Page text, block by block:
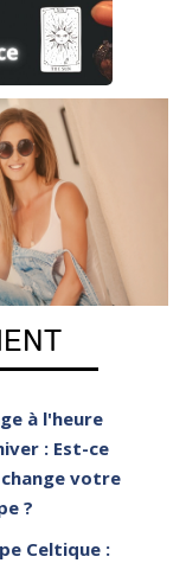
à l'heure
: Est-ce
votre
?
Celtique :